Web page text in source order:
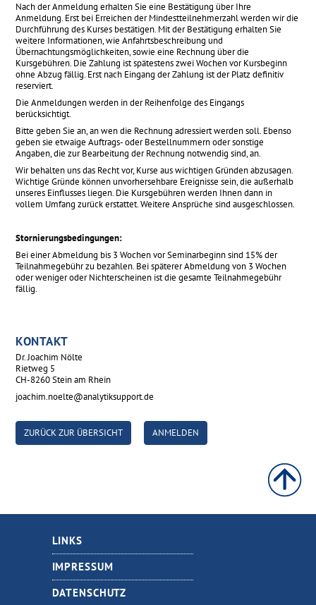
Nach der Anmeldung erhalten Sie eine Bestätigung über Ihre
Anmeldung. Erst bei Erreichen der Mindestteilnehmerzahl werden wir die
Durchführung des Kurses bestätigen. Mit der Bestätigung erhalten Sie
weitere Informationen, wie Anfahrtsbeschreibung und
Übernachtungsmöglichkeiten, sowie eine Rechnung über die
Kursgebühren. Die Zahlung ist spätestens zwei Wochen vor Kursbeginn
ohne Abzug fällig. Erst nach Eingang der Zahlung ist der Platz definitiv
reserviert.
Die Anmeldungen werden in der Reihenfolge des Eingangs
berücksichtigt.
Bitte geben Sie an, an wen die Rechnung adressiert werden soll. Ebenso
geben sie etwaige Auftrags- oder Bestellnummern oder sonstige
Angaben, die zur Bearbeitung der Rechnung notwendig sind, an.
Wir behalten uns das Recht vor, Kurse aus wichtigen Gründen abzusagen.
Wichtige Gründe können unvorhersehbare Ereignisse sein, die außerhalb
unseres Einflusses liegen. Die Kursgebühren werden Ihnen dann in
vollem Umfang zurück erstattet. Weitere Ansprüche sind ausgeschlossen.
Stornierungsbedingungen:
Bei einer Abmeldung bis 3 Wochen vor Seminarbeginn sind 15% der
Teilnahmegebühr zu bezahlen. Bei späterer Abmeldung von 3 Wochen
oder weniger oder Nichterscheinen ist die gesamte Teilnahmegebühr
fällig.
KONTAKT
Dr. Joachim Nölte
Rietweg 5
CH-8260 Stein am Rhein
joachim.noelte@analytiksupport.de
ZURÜCK ZUR ÜBERSICHT ANMELDEN
LINKS
IMPRESSUM
DATENSCHUTZ